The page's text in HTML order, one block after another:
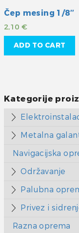
Čep mesing 1/8″
2,10 €
ADD TO CART
Kategorije
Metalna
Navigacijska
Održavanje
Palubna
Privez i
Razna oprema